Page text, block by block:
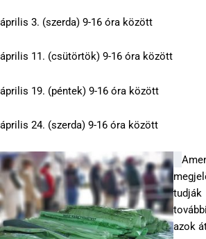
április 3. (szerda) 9-16 óra között
április 11. (csütörtök) 9-16 óra között
április 19. (péntek) 9-16 óra között
április 24. (szerda) 9-16 óra között
tudják
azok